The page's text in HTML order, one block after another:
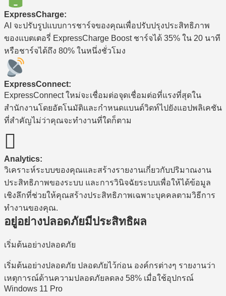
ExpressCharge:
AI จะปรับรูปแบบการชาร์จของคุณเพื่อปรับปรุงประสิทธิภาพ
ของแบตเตอรี่ ExpressCharge Boost ชาร์จได้ 35% ใน 20 นาที
หรือชาร์จได้ถึง 80% ในหนึ่งชั่วโมง
ExpressConnect:
ExpressConnect ใหม่จะเชื่อมต่อจุดเชื่อมต่อที่แรงที่สุดใน
สำนักงานโดยอัตโนมัติและกำหนดแบนด์วิดท์ไปยังแอปพลิเคชัน
ที่สำคัญไม่ว่าคุณจะทำงานที่ใดก็ตาม

Analytics:
วิเคราะห์ระบบของคุณและสร้างรายงานเกี่ยวกับปริมาณงาน
ประสิทธิภาพของระบบ และการวินิจฉัยระบบเพื่อให้ได้ข้อมูล
เชิงลึกที่ช่วยให้คุณสร้างประสิทธิภาพเฉพาะบุคคลตามวิธีการ
ทำงานของคุณ.
อยู่อย่างปลอดภัยมีประสิทธิผล
เริ่มต้นอย่างปลอดภัย
เริ่มต้นอย่างปลอดภัย ปลอดภัยไว้ก่อน องค์กรต่างๆ รายงานว่า
เหตุการณ์ด้านความปลอดภัยลดลง 58% เมื่อใช้อุปกรณ์
Windows 11 Pro